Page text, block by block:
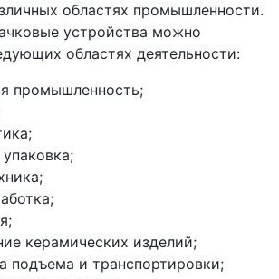
областях промышленности.
устройства можно
областях деятельности:
промышленность;
керамических изделий;
подъема и транспортировки;